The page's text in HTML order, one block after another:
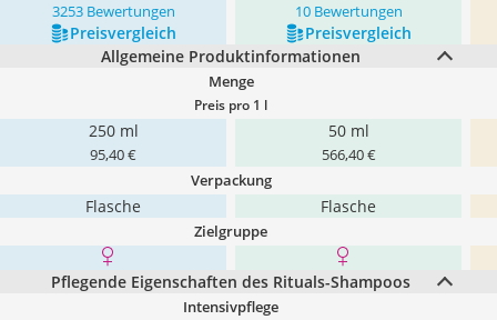
3253 Bewertungen 10 Bewertungen
Preis­vergleich
Preis­vergleich
Allgemeine Produktinformationen
Menge
Preis pro 1 l
250 ml
95,40 €
50 ml
566,40 €
Verpackung
Flasche Flasche
Zielgruppe
Pflegende Eigenschaften des Rituals-Shampoos
Intensivpflege